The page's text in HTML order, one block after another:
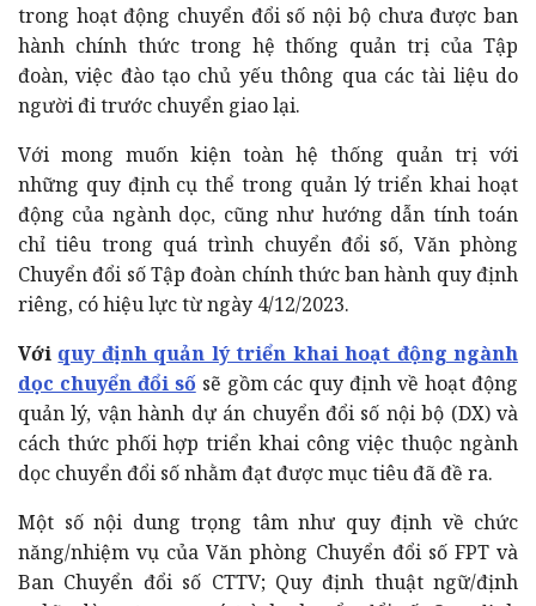
trong hoạt động chuyển đổi số nội bộ chưa được ban
hành chính thức trong hệ thống quản trị của Tập
đoàn, việc đào tạo chủ yếu thông qua các tài liệu do
người đi trước chuyển giao lại.
Với mong muốn kiện toàn hệ thống quản trị với
những quy định cụ thể trong quản lý triển khai hoạt
động của ngành dọc, cũng như hướng dẫn tính toán
chỉ tiêu trong quá trình chuyển đổi số, Văn phòng
Chuyển đổi số Tập đoàn chính thức ban hành quy định
riêng, có hiệu lực từ ngày 4/12/2023.
Với quy định quản lý triển khai hoạt động ngành
dọc chuyển đổi số sẽ gồm các quy định về hoạt động
quản lý, vận hành dự án chuyển đổi số nội bộ (DX) và
cách thức phối hợp triển khai công việc thuộc ngành
dọc chuyển đổi số nhằm đạt được mục tiêu đã đề ra.
Một số nội dung trọng tâm như quy định về chức
năng/nhiệm vụ của Văn phòng Chuyển đổi số FPT và
Ban Chuyển đổi số CTTV; Quy định thuật ngữ/định